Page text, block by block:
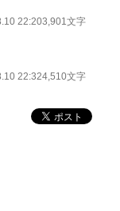
22:203,901文字
22:324,510文字